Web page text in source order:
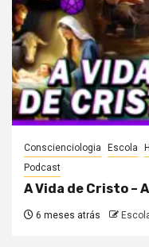
Conscienciologia Escola
Podcast
A Vida de Cristo –
6 meses atrás